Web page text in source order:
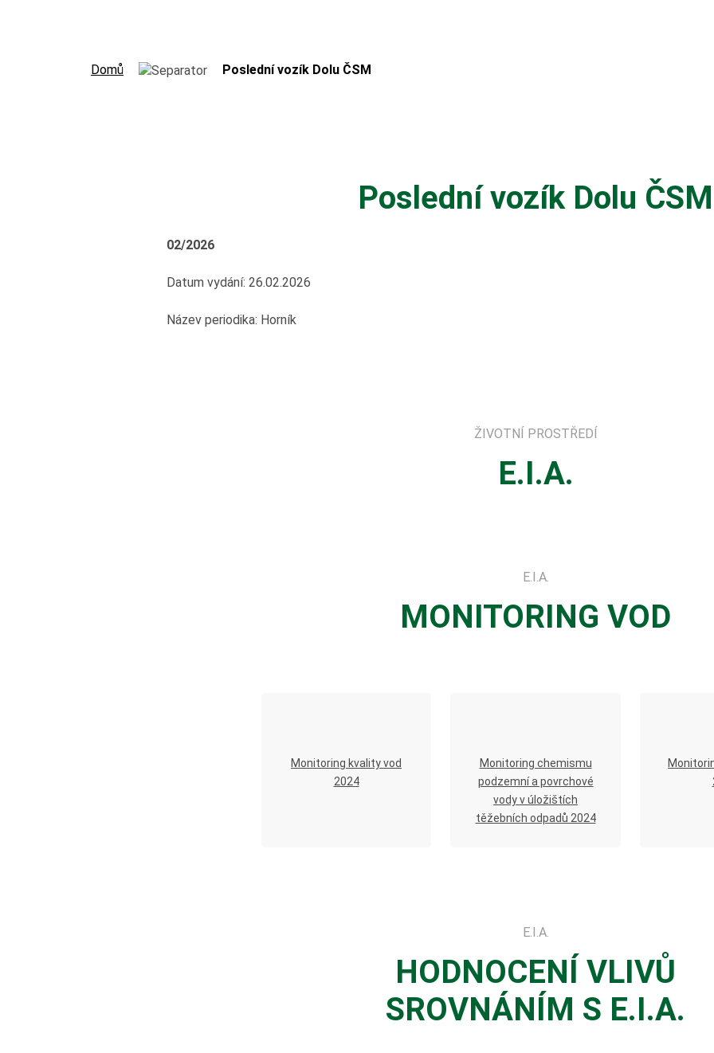
Domů Poslední vozík Dolu ČSM
Poslední vozík Dolu ČSM
02/2026
Datum vydání: 26.02.2026
Název periodika: Horník
ŽIVOTNÍ PROSTŘEDÍ
E.I.A.
E.I.A.
MONITORING VOD
Monitoring kvality vod
2024
Monitoring chemismu
podzemní a povrchové
vody v úložištích
těžebních odpadů 2024
E.I.A.
HODNOCENÍ VLIVŮ
SROVNÁNÍM S E.I.A.